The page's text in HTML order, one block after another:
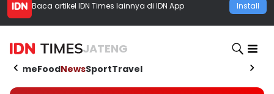
Baca artikel IDN Times lainnya di IDN App Install
JATENG
HomeFoodNewsSportTravel